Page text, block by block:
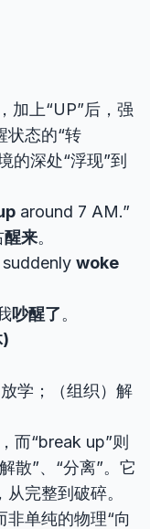
加上“UP”后，强
状态的“转
的深处“浮现”到
around 7 AM.”
醒来。
woke
吵醒了。
学；（组织）解
而“break up”则
散”、“分离”。它
完整到破碎。
单纯的物理“向